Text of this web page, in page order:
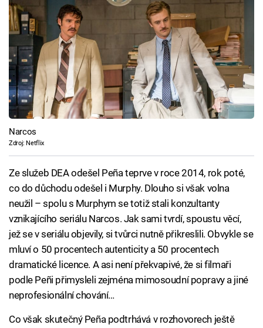
Narcos
Zdroj: Netflix
Ze služeb DEA odešel Peña teprve v roce 2014, rok poté,
co do důchodu odešel i Murphy. Dlouho si však volna
neužil – spolu s Murphym se totiž stali konzultanty
vznikajícího seriálu Narcos. Jak sami tvrdí, spoustu věcí,
jež se v seriálu objevily, si tvůrci nutně přikreslili. Obvykle se
mluví o 50 procentech autenticity a 50 procentech
dramatické licence. A asi není překvapivé, že si filmaři
podle Peñi přimysleli zejména mimosoudní popravy a jiné
neprofesionální chování…
Co však skutečný Peña podtrhává v rozhovorech ještě